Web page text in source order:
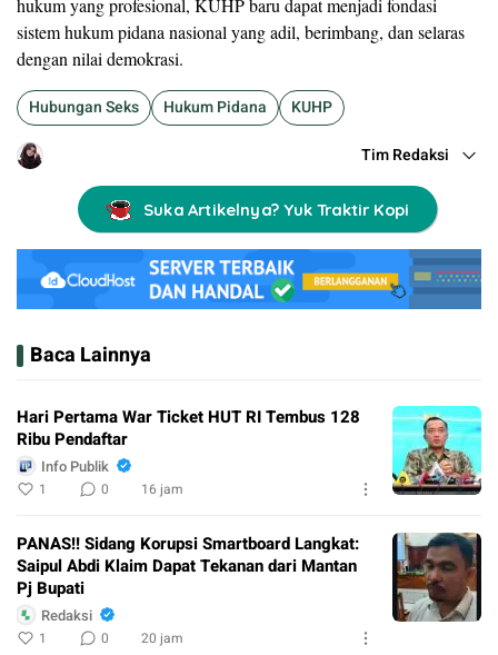
hukum yang profesional, KUHP baru dapat menjadi fondasi
sistem hukum pidana nasional yang adil, berimbang, dan selaras
dengan nilai demokrasi.
Hubungan Seks Hukum Pidana KUHP
Tim Redaksi
Suka Artikelnya? Yuk Traktir Kopi
Baca Lainnya
Hari Pertama War Ticket HUT RI Tembus 128
Ribu Pendaftar
Info Publik
1 0 16 jam
PANAS!! Sidang Korupsi Smartboard Langkat:
Saipul Abdi Klaim Dapat Tekanan dari Mantan
Pj Bupati
Redaksi
1 0 20 jam